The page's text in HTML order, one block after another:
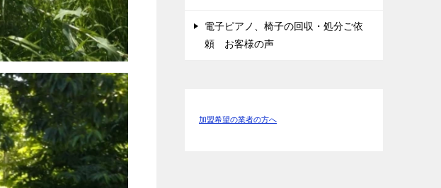
電子ピアノ、椅子の回収・処分ご依
頼 お客様の声
加盟希望の業者の方へ